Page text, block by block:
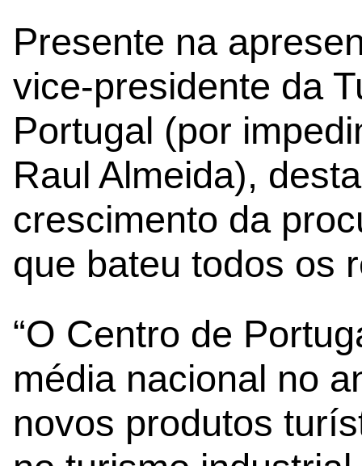
Presente na
vice-presidente da
Portugal (por
Raul Almeida),
crescimento da
que bateu todos os
“O Centro de
média nacional no
novos produtos